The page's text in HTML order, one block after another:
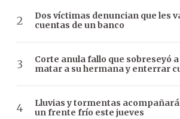
Dos víctimas denuncian que les
cuentas de un banco
Corte anula fallo que sobreseyó
matar a su hermana y enterrar
Lluvias y tormentas
un frente frío este jueves